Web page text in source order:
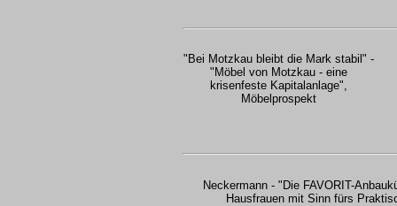
"Bei Motzkau bleibt die Mark stabil" -
"Möbel von Motzkau - eine
krisenfeste Kapitalanlage",
Möbelprospekt
Neckermann - "Die FAVORIT-
Hausfrauen mit Sinn fürs